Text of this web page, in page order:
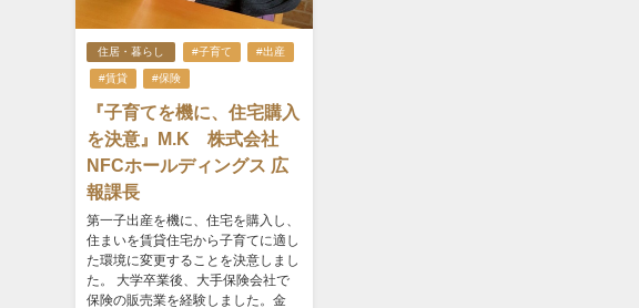
住居・暮らし #子育て #出産
#賃貸 #保険
『子育てを機に、住宅購入
を決意』M.K 株式会社
NFCホールディングス 広
報課長
第一子出産を機に、住宅を購入し、
住まいを賃貸住宅から子育てに適し
た環境に変更することを決意しまし
た。 大学卒業後、大手保険会社で
保険の販売業を経験しました。金